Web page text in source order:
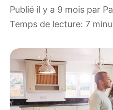
publié il y a 9 mois par
Temps de lecture: 7